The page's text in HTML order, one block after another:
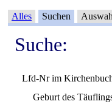
Alles Suchen
Suche:
Lfd-Nr im
Geburt des